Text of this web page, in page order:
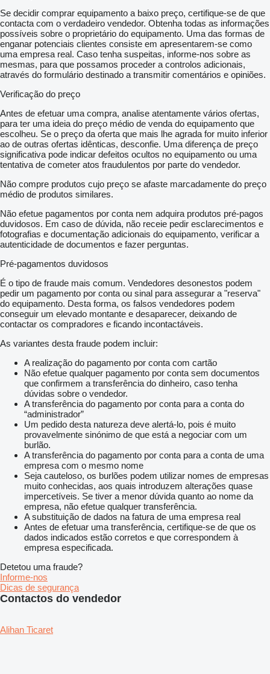
Se decidir comprar equipamento a baixo preço, certifique-se de que
contacta com o verdadeiro vendedor. Obtenha todas as informações
possíveis sobre o proprietário do equipamento. Uma das formas de
enganar potenciais clientes consiste em apresentarem-se como
uma empresa real. Caso tenha suspeitas, informe-nos sobre as
mesmas, para que possamos proceder a controlos adicionais,
através do formulário destinado a transmitir comentários e opiniões.
Verificação do preço
Antes de efetuar uma compra, analise atentamente vários ofertas,
para ter uma ideia do preço médio de venda do equipamento que
escolheu. Se o preço da oferta que mais lhe agrada for muito inferior
ao de outras ofertas idênticas, desconfie. Uma diferença de preço
significativa pode indicar defeitos ocultos no equipamento ou uma
tentativa de cometer atos fraudulentos por parte do vendedor.
Não compre produtos cujo preço se afaste marcadamente do preço
médio de produtos similares.
Não efetue pagamentos por conta nem adquira produtos pré-pagos
duvidosos. Em caso de dúvida, não receie pedir esclarecimentos e
fotografias e documentação adicionais do equipamento, verificar a
autenticidade de documentos e fazer perguntas.
Pré-pagamentos duvidosos
É o tipo de fraude mais comum. Vendedores desonestos podem
pedir um pagamento por conta ou sinal para assegurar a "reserva"
do equipamento. Desta forma, os falsos vendedores podem
conseguir um elevado montante e desaparecer, deixando de
contactar os compradores e ficando incontactáveis.
As variantes desta fraude podem incluir:
A realização do pagamento por conta com cartão
Não efetue qualquer pagamento por conta sem documentos
que confirmem a transferência do dinheiro, caso tenha
dúvidas sobre o vendedor.
A transferência do pagamento por conta para a conta do
“administrador”
Um pedido desta natureza deve alertá-lo, pois é muito
provavelmente sinónimo de que está a negociar com um
burlão.
A transferência do pagamento por conta para a conta de uma
empresa com o mesmo nome
Seja cauteloso, os burlões podem utilizar nomes de empresas
muito conhecidas, aos quais introduzem alterações quase
impercetíveis. Se tiver a menor dúvida quanto ao nome da
empresa, não efetue qualquer transferência.
A substituição de dados na fatura de uma empresa real
Antes de efetuar uma transferência, certifique-se de que os
dados indicados estão corretos e que correspondem à
empresa especificada.
Detetou uma fraude?
Informe-nos
Dicas de segurança
Contactos do vendedor
Alihan Ticaret